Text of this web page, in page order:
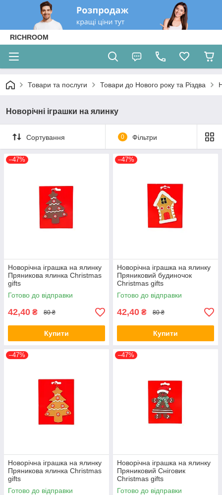
RICHROOM
Товари та послуги Товари до Нового року та Різдва
Новорічні іграшки на ялинку
Сортування 0 Фільтри
–47%
Новорічна іграшка на ялинку
Пряникова ялинка Christmas
gifts
Готово до відправки
42,40 ₴ 80 ₴
Купити
–47%
Новорічна іграшка на ялинку
Пряниковий будиночок
Christmas gifts
Готово до відправки
42,40 ₴ 80 ₴
Купити
–47%
Новорічна іграшка на ялинку
Пряникова ялинка Christmas
gifts
Готово до відправки
–47%
Новорічна іграшка на ялинку
Пряниковий Сніговик
Christmas gifts
Готово до відправки